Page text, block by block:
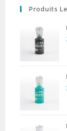
Produits